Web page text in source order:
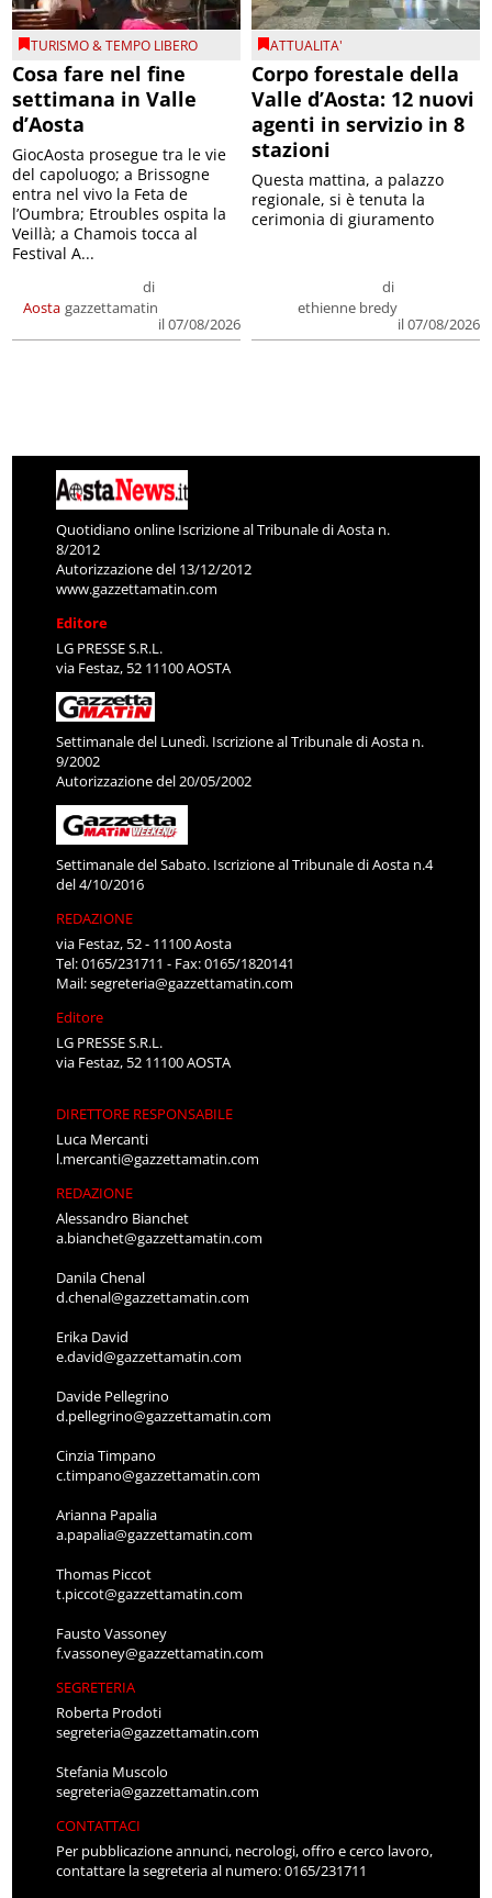
TURISMO & TEMPO LIBERO
Cosa fare nel fine
settimana in Valle
d’Aosta
Aosta
di
gazzettamatin
il 07/08/2026
GiocAosta prosegue tra le vie
del capoluogo; a Brissogne
entra nel vivo la Feta de
l’Oumbra; Etroubles ospita la
Veillà; a Chamois tocca al
Festival A...
ATTUALITA'
Corpo forestale della
Valle d’Aosta: 12 nuovi
agenti in servizio in 8
stazioni
di
ethienne bredy
il 07/08/2026
Questa mattina, a palazzo
regionale, si è tenuta la
cerimonia di giuramento
Quotidiano online Iscrizione al Tribunale di Aosta n.
8/2012
Autorizzazione del 13/12/2012
www.gazzettamatin.com
Editore
LG PRESSE S.R.L.
via Festaz, 52 11100 AOSTA
Settimanale del Lunedì. Iscrizione al Tribunale di Aosta n.
9/2002
Autorizzazione del 20/05/2002
Settimanale del Sabato. Iscrizione al Tribunale di Aosta n.4
del 4/10/2016
REDAZIONE
via Festaz, 52 - 11100 Aosta
Tel: 0165/231711 - Fax: 0165/1820141
Mail:segreteria@gazzettamatin.com
Editore
LG PRESSE S.R.L.
via Festaz, 52 11100 AOSTA
DIRETTORE RESPONSABILE
Luca Mercanti
l.mercanti@gazzettamatin.com
REDAZIONE
Alessandro Bianchet
a.bianchet@gazzettamatin.com
Danila Chenal
d.chenal@gazzettamatin.com
Erika David
e.david@gazzettamatin.com
Davide Pellegrino
d.pellegrino@gazzettamatin.com
Cinzia Timpano
c.timpano@gazzettamatin.com
Arianna Papalia
a.papalia@gazzettamatin.com
Thomas Piccot
t.piccot@gazzettamatin.com
Fausto Vassoney
f.vassoney@gazzettamatin.com
SEGRETERIA
Roberta Prodoti
segreteria@gazzettamatin.com
Stefania Muscolo
segreteria@gazzettamatin.com
CONTATTACI
Per pubblicazione annunci, necrologi, offro e cerco lavoro,
contattare la segreteria al numero: 0165/231711